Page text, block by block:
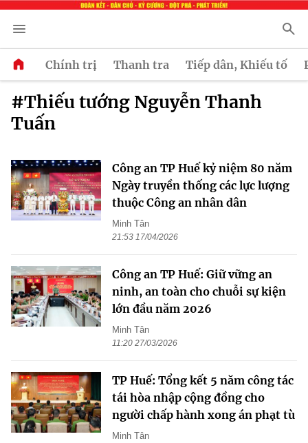
Chính trị Thanh tra Tiếp dân, Khiếu tố
#Thiếu tướng Nguyễn Thanh
Tuấn
Công an TP Huế kỷ niệm 80 năm
Ngày truyền thống các lực lượng
thuộc Công an nhân dân
Minh Tân
21:53 17/04/2026
Công an TP Huế: Giữ vững an
ninh, an toàn cho chuỗi sự kiện
lớn đầu năm 2026
Minh Tân
11:20 27/03/2026
TP Huế: Tổng kết 5 năm công tác
tái hòa nhập cộng đồng cho
người chấp hành xong án phạt tù
Minh Tân